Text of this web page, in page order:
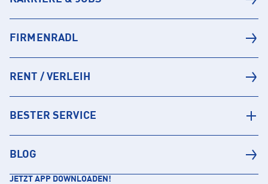
FIRMENRADL
RENT / VERLEIH
BESTER SERVICE
BLOG
JETZT APP DOWNLOADEN!